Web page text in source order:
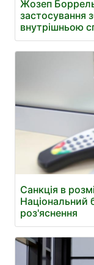
Жозеп
застосування
внутрішньою
Санкція в
Національний
роз'яснення